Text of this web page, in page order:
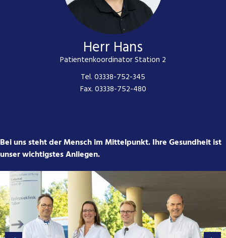
Herr Hans
Patientenkoordinator Station 2
Tel. 03338-752-345
Fax. 03338-752-480
Bei uns steht der Mensch im Mittelpunkt. Ihre Gesundheit ist
unser wichtigstes Anliegen.